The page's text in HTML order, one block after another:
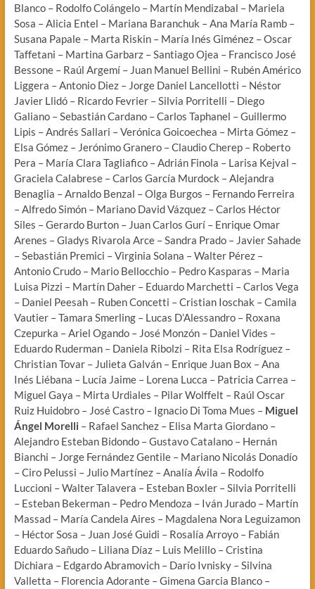
Blanco – Rodolfo Colángelo – Martín Mendizabal – Mariela
Sosa – Alicia Entel – Mariana Baranchuk – Ana María Ramb –
Susana Papale – Marta Riskin – María Inés Giménez – Oscar
Taffetani – Martina Garbarz – Santiago Ojea – Francisco José
Bessone – Raúl Argemí – Juan Manuel Bellini – Rubén Américo
Liggera – Antonio Diez – Jorge Daniel Lancellotti – Néstor
Javier Llidó – Ricardo Fevrier – Silvia Porritelli – Diego
Galiano – Sebastián Cardano – Carlos Taphanel – Guillermo
Lipis – Andrés Sallari – Verónica Goicoechea – Mirta Gómez –
Elsa Gómez – Jerónimo Granero – Claudio Cherep – Roberto
Pera – María Clara Tagliafico – Adrián Finola – Larisa Kejval –
Graciela Calabrese – Carlos García Murdock – Alejandra
Benaglia – Arnaldo Benzal – Olga Burgos – Fernando Ferreira
– Alfredo Simón – Mariano David Vázquez – Carlos Héctor
Siles – Gerardo Burton – Juan Carlos Gurí – Enrique Omar
Arenes – Gladys Rivarola Arce – Sandra Prado – Javier Sahade
– Sebastián Premici – Virginia Solana – Walter Pérez –
Antonio Crudo – Mario Bellocchio – Pedro Kasparas – Maria
Luisa Pizzi – Martín Daher – Eduardo Marchetti – Carlos Vega
– Daniel Peesah – Ruben Concetti – Cristian Ioschak – Camila
Vautier – Tamara Smerling – Lucas D’Alessandro – Roxana
Czepurka – Ariel Ogando – José Monzón – Daniel Vides –
Eduardo Ruderman – Daniela Ribolzi – Rita Elsa Rodríguez –
Christian Tovar – Julieta Galván – Enrique Juan Box – Ana
Inés Liébana – Lucía Jaime – Lorena Lucca – Patricia Carrea –
Miguel Gaya – Mirta Urdiales – Pilar Wolffelt – Raúl Oscar
Ruiz Huidobro – José Castro – Ignacio Di Toma Mues – Miguel
Ángel Morelli – Rafael Sanchez – Elisa Marta Giordano –
Alejandro Esteban Bidondo – Gustavo Catalano – Hernán
Bianchi – Jorge Fernández Gentile – Mariano Nicolás Donadío
– Ciro Pelussi – Julio Martínez – Analía Ávila – Rodolfo
Luccioni – Walter Talavera – Esteban Boxler – Silvia Porritelli
– Esteban Bekerman – Pedro Mendoza – Iván Jurado – Martín
Massad – María Candela Aires – Magdalena Nora Leguizamon
– Héctor Sosa – Juan José Guidi – Rosalía Arroyo – Fabián
Eduardo Sañudo – Liliana Díaz – Luis Melillo – Cristina
Dichiara – Edgardo Abramovich – Darío Ivnisky – Silvina
Valletta – Florencia Adorante – Gimena Garcia Blanco –